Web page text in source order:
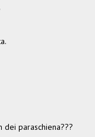
paraschiena???